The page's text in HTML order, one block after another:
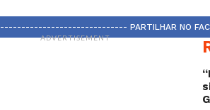
------------------------------ PARTILHAR NO
ADVERTISEMENT